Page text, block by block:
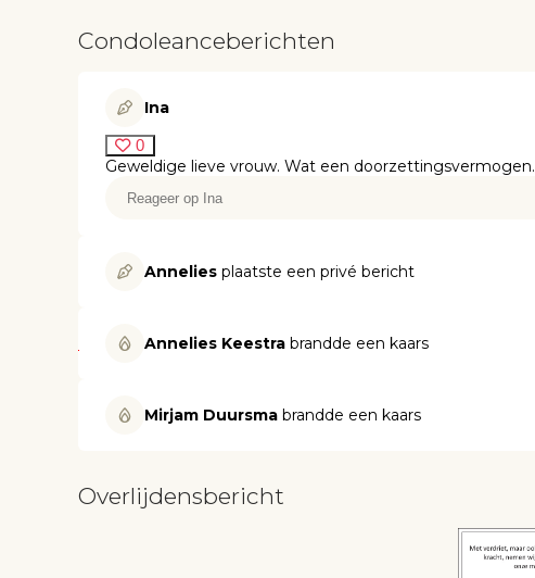
Condoleanceberichten
Ina
0
Geweldige lieve vrouw. Wat een doorzettingsvermogen.
Annelies plaatste een privé bericht
Annelies Keestra brandde een kaars
Mirjam Duursma brandde een kaars
Overlijdensbericht